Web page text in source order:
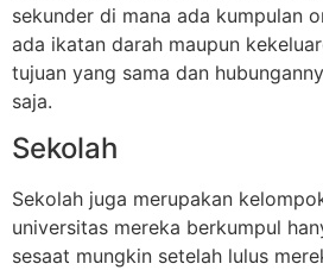
sekunder di mana ada kumpulan
ada ikatan darah maupun
tujuan yang sama dan
saja.
Sekolah
Sekolah juga merupakan
universitas mereka berkumpul
sesaat mungkin setelah lulus